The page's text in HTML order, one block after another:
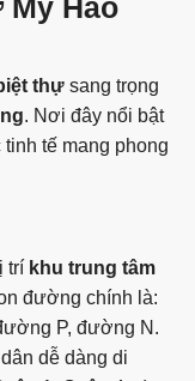
Mỹ Hào
thự sang trọng
. Nơi đây nổi bật
tế mang phong
trí khu trung tâm
đường chính là:
P, đường N.
dễ dàng di